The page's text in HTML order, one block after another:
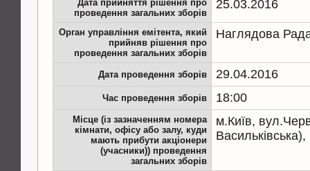
Дата прийняття рішення про
проведення загальних зборів
25.03.2016
Орган управління емітента, який
прийняв рішення про
проведення загальних зборів
Наглядова
Дата проведення зборів 29.04.2016
Час проведення зборів 18:00
Місце (із зазначенням номера
кімнати, офісу або залу, куди
мають прибути акціонери
(учасники)) проведення
загальних зборів
м.Київ,